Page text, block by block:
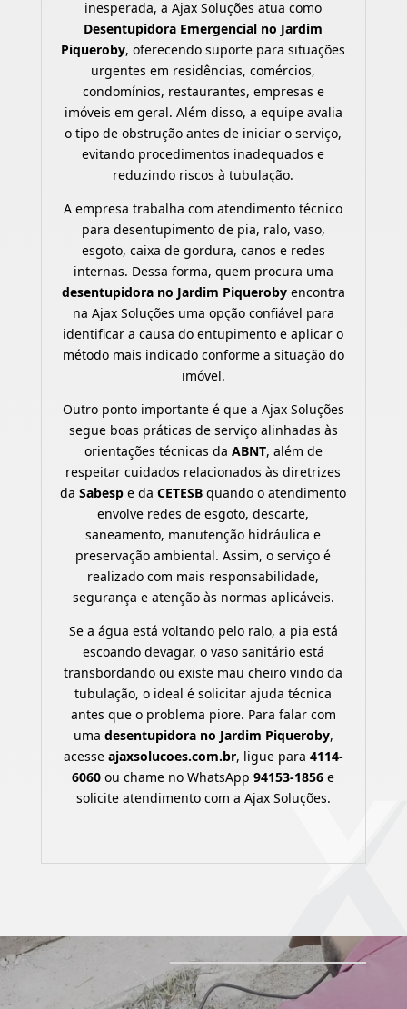
inesperada, a Ajax Soluções atua como
Desentupidora Emergencial no Jardim
Piqueroby, oferecendo suporte para situações
urgentes em residências, comércios,
condomínios, restaurantes, empresas e
imóveis em geral. Além disso, a equipe avalia
o tipo de obstrução antes de iniciar o serviço,
evitando procedimentos inadequados e
reduzindo riscos à tubulação.
A empresa trabalha com atendimento técnico
para desentupimento de pia, ralo, vaso,
esgoto, caixa de gordura, canos e redes
internas. Dessa forma, quem procura uma
desentupidora no Jardim Piquerobyencontra
na Ajax Soluções uma opção confiável para
identificar a causa do entupimento e aplicar o
método mais indicado conforme a situação do
imóvel.
Outro ponto importante é que a Ajax Soluções
segue boas práticas de serviço alinhadas às
orientações técnicas da ABNT, além de
respeitar cuidados relacionados às diretrizes
daSabesp e daCETESB quando o atendimento
envolve redes de esgoto, descarte,
saneamento, manutenção hidráulica e
preservação ambiental. Assim, o serviço é
realizado com mais responsabilidade,
segurança e atenção às normas aplicáveis.
Se a água está voltando pelo ralo, a pia está
escoando devagar, o vaso sanitário está
transbordando ou existe mau cheiro vindo da
tubulação, o ideal é solicitar ajuda técnica
antes que o problema piore. Para falar com
uma desentupidora no Jardim Piqueroby,
acesse ajaxsolucoes.com.br, ligue para 4114-
6060 ou chame no WhatsApp94153-1856 e
solicite atendimento com a Ajax Soluções.